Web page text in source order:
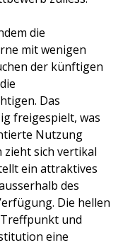
die
mit wenigen
der künftigen
Das
freigespielt, was
Nutzung
zieht sich vertikal
ein attraktives
des
Die hellen
und
eine